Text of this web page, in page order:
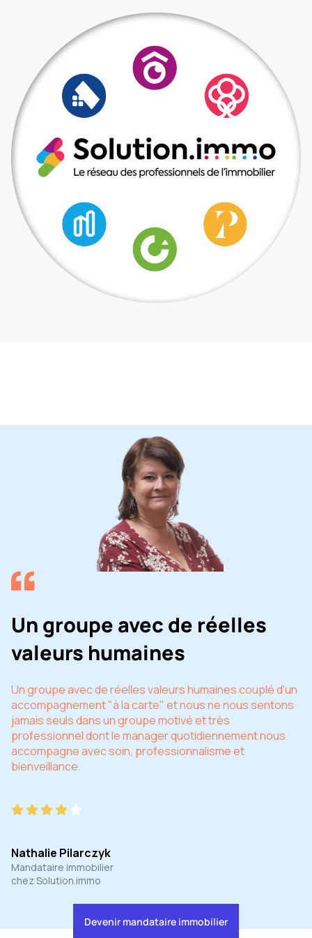
Un groupe avec de réelles
valeurs humaines
Un groupe avec de réelles valeurs humaines couplé d'un
accompagnement "à la carte" et nous ne nous sentons
jamais seuls dans un groupe motivé et très
professionnel dont le manager quotidiennement nous
accompagne avec soin, professionnalisme et
bienveillance.
Nathalie Pilarczyk
Mandataire immobilier
chez Solution.immo
Devenir mandataire immobilier